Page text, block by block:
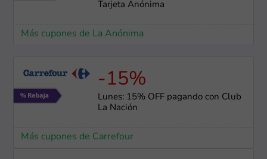
Tarjeta Anónima
Más cupones de La Anónima
-15%
Lunes: 15% OFF pagando con Club
La Nación
Más cupones de Carrefour